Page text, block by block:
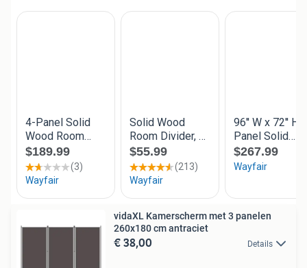
vidaXL Kamerscherm met 3 panelen
260x180 cm antraciet
€ 38,00 Details